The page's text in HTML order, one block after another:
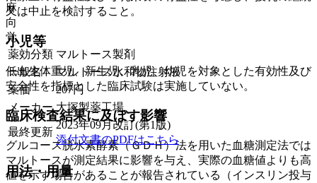
又は中止を検討すること。
小児等
低出生体重児、新生児、乳児、幼児を対象とした有効性及び
安全性を指標とした臨床試験は実施していない。
臨床検査結果に及ぼす影響
グルコース脱水素酵素（ＧＤＨ）法を用いた血糖測定法では
マルトースが測定結果に影響を与え、実際の血糖値よりも高
値を示す場合があることが報告されている（インスリン投与
麻
向
覚
薬効分類 マルトース製剤
一般名
マルトース水和物注射液
薬価
207円
メーカー 大塚製薬工場
最終更新
2023年09月改訂(第1版)
添付文書のPDFはこちら
用法・用量